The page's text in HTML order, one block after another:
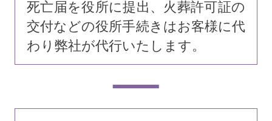
死亡届を役所に提出、火葬許可証の
交付などの役所手続きはお客様に代
わり弊社が代行いたします。